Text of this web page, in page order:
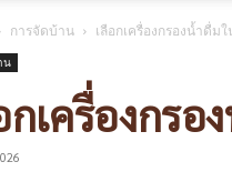
การจัดบ้าน เลือกเครื่องกรองน้ำดื่
น
กเครื่องกร